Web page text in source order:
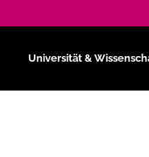
Universität &